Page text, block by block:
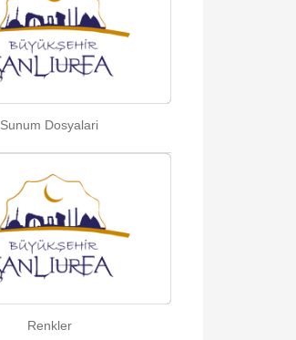
Sunum Dosyalari
Renkler